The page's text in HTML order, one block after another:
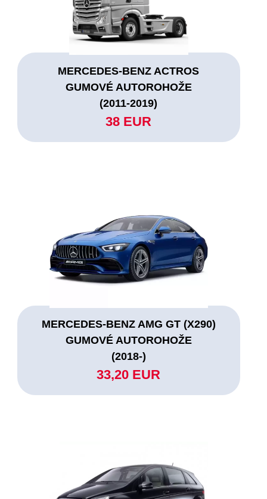
MERCEDES-BENZ ACTROS
GUMOVÉ AUTOROHOŽE
(2011-2019)
38 EUR
MERCEDES-BENZ AMG GT (X290)
GUMOVÉ AUTOROHOŽE
(2018-)
33,20 EUR